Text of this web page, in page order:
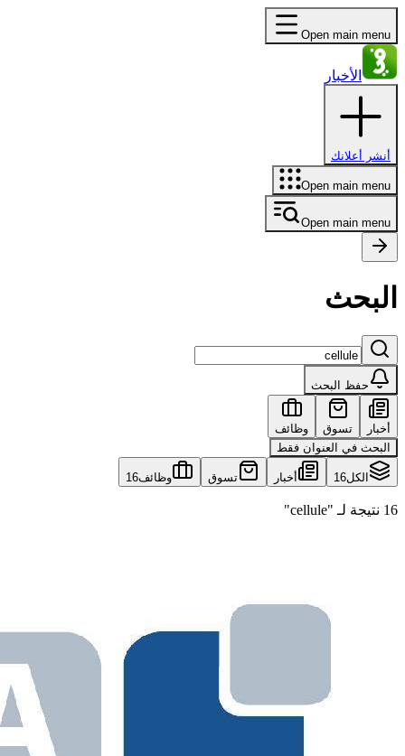
Open main menu
الأخبار
أنشر أعلانك
Open main menu
Open main menu
البحث
حفظ البحث
أخبار تسوق
وظائف
البحث في العنوان فقط
الكل16 أخبار تسوق وظائف16
16 نتيجة لـ "cellule"